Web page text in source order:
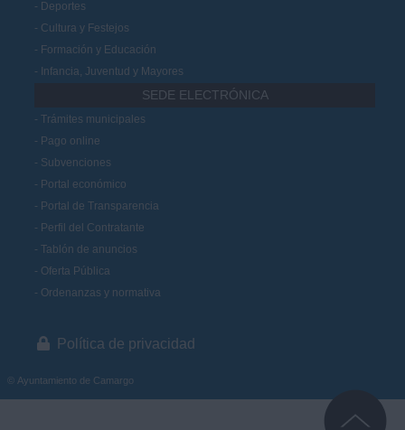
Deportes
Cultura y Festejos
Formación y Educación
Infancia, Juventud y Mayores
SEDE ELECTRÓNICA
Trámites municipales
Pago online
Subvenciones
Portal económico
Portal de Transparencia
Perfil del Contratante
Tablón de anuncios
Oferta Pública
Ordenanzas y normativa
Política de privacidad
© Ayuntamiento de Camargo